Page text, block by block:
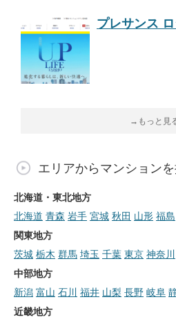
プレサンス
→もっと見
エリアからマンション
北海道・東北地方
北海道 青森 岩手 宮城 秋田 山形 福島
関東地方
茨城 栃木 群馬 埼玉 千葉 東京 神奈川
中部地方
新潟 富山 石川 福井 山梨 長野 岐阜
近畿地方